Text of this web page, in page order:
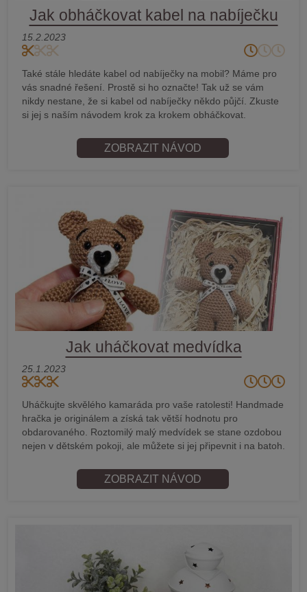
Jak obháčkovat kabel na nabíječku
15.2.2023
Také stále hledáte kabel od nabíječky na mobil? Máme pro
vás snadné řešení. Prostě si ho označte! Tak už se vám
nikdy nestane, že si kabel od nabíječky někdo půjčí. Zkuste
si jej s naším návodem krok za krokem obháčkovat.
ZOBRAZIT NÁVOD
Jak uháčkovat medvídka
25.1.2023
Uháčkujte skvělého kamaráda pro vaše ratolesti! Handmade
hračka je originálem a získá tak větší hodnotu pro
obdarovaného. Roztomilý malý medvídek se stane ozdobou
nejen v dětském pokoji, ale můžete si jej připevnit i na batoh.
ZOBRAZIT NÁVOD